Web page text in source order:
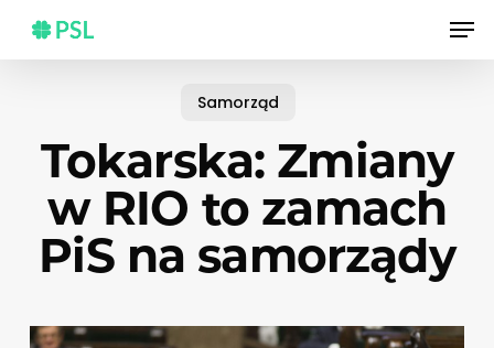
main
Samorząd
Tokarska: Zmiany
w RIO to zamach
PiS na samorządy